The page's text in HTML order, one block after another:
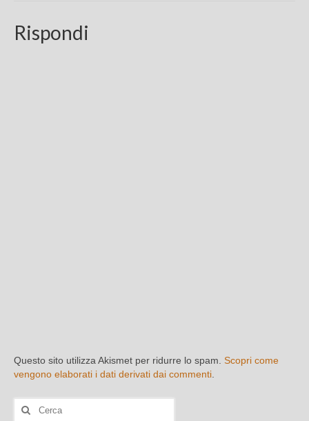
Rispondi
Questo sito utilizza Akismet per ridurre lo spam. Scopri come
vengono elaborati i dati derivati dai commenti
Cerca: